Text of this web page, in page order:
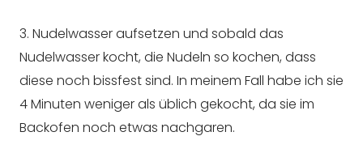
3. Nudelwasser aufsetzen und sobald das
Nudelwasser kocht, die Nudeln so kochen, dass
diese noch bissfest sind. In meinem Fall habe ich sie
4 Minuten weniger als üblich gekocht, da sie im
Backofen noch etwas nachgaren.